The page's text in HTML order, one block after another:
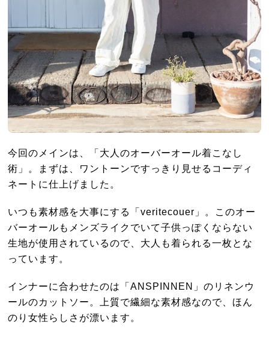
今回のメインは、「大人のオーバーオール着こなし
術」。まずは、ワントーンですっきり見せるコーディ
ネートに仕上げました。
いつも素材感を大事にする「veritecouer」。このオー
バーオールもメンズライクでいて子供っぽくならない
生地が使用されているので、大人も着られる一枚とな
っています。
インナーに合わせたのは「ANSPINNEN」のリネンウ
ールのカットソー。上質で繊細な素材感なので、ほん
のり女性らしさが漂います。